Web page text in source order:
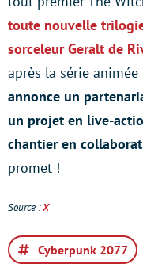
toute nouvelle
sorceleur Geralt de
après la série animée
annonce un
un projet en live-
chantier en
promet !
Source :X
Cyberpunk 2077